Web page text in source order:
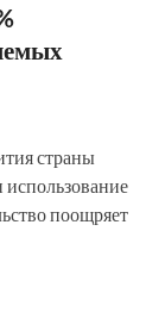
страны
использование
поощряет